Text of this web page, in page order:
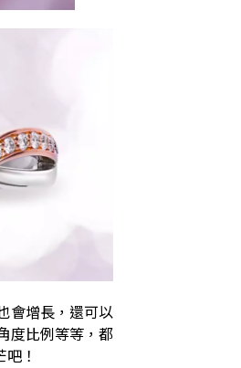
會增長，還可以
度比例等等，都
！